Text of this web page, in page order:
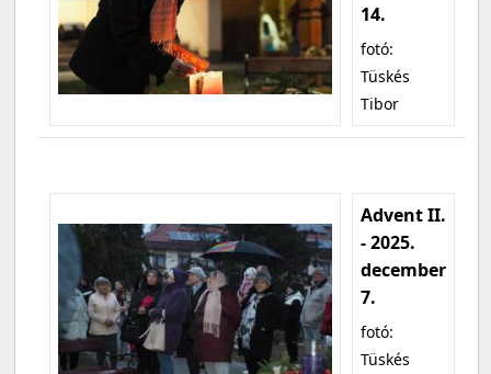
14.
fotó:
Tüskés
Tibor
Advent II.
- 2025.
december
7.
fotó:
Tüskés